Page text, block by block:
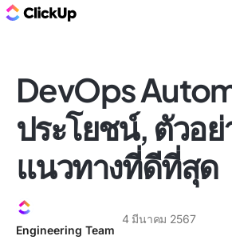
DevOps
ประโยชน์, ตัวอย่
แนวทางที่ดีที่สุด
Engineering Team
4 มีนาคม 2567